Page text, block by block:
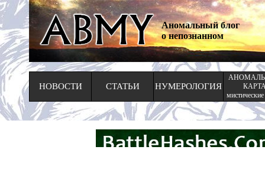
Аномальный блог
о непознанном
НОВОСТИ СТАТЬИ НУМЕРОЛОГИЯ